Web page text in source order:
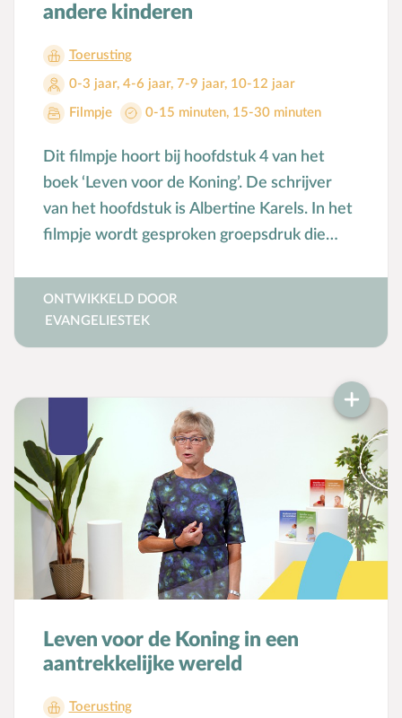
andere kinderen
Toerusting
0-3 jaar, 4-6 jaar, 7-9 jaar, 10-12 jaar
Filmpje 0-15 minuten, 15-30 minuten
Dit filmpje hoort bij hoofdstuk 4 van het
boek ‘Leven voor de Koning’. De schrijver
van het hoofdstuk is Albertine Karels. In het
filmpje wordt gesproken groepsdruk die
ONTWIKKELD DOOR
EVANGELIESTEK
Leven voor de Koning in een
aantrekkelijke wereld
Toerusting